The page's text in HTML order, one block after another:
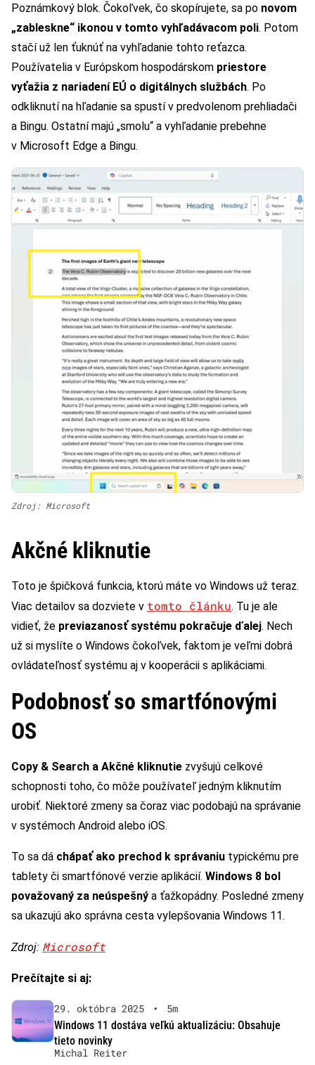
Poznámkový blok. Čokoľvek, čo skopírujete, sa po novom
„zableskne“ ikonou v tomto vyhľadávacom poli. Potom
stačí už len ťuknúť na vyhľadanie tohto reťazca.
Používatelia v Európskom hospodárskom priestore
vyťažia z nariadení EÚ o digitálnych službách. Po
odkliknutí na hľadanie sa spustí v predvolenom prehliadači
a Bingu. Ostatní majú „smolu“ a vyhľadanie prebehne
v Microsoft Edge a Bingu.
Zdroj: Microsoft
Akčné kliknutie
Toto je špičková funkcia, ktorú máte vo Windows už teraz.
Viac detailov sa dozviete v tomto článku. Tu je ale
vidieť, že previazanosť systému pokračuje ďalej. Nech
už si myslíte o Windows čokoľvek, faktom je veľmi dobrá
ovládateľnosť systému aj v kooperácii s aplikáciami.
Podobnosť so smartfónovými
OS
Copy & Search a Akčné kliknutie zvyšujú celkové
schopnosti toho, čo môže používateľ jedným kliknutím
urobiť. Niektoré zmeny sa čoraz viac podobajú na správanie
v systémoch Android alebo iOS.
To sa dá chápať ako prechod k správaniu typickému pre
tablety či smartfónové verzie aplikácií. Windows 8 bol
považovaný za neúspešný a ťažkopádny. Posledné zmeny
sa ukazujú ako správna cesta vylepšovania Windows 11.
Zdroj: Microsoft
Prečítajte si aj:
29. októbra 2025 •
5m
Windows 11 dostáva veľkú aktualizáciu: Obsahuje
tieto novinky
Michal Reiter